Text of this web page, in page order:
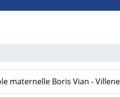
maternelle Boris Vian -